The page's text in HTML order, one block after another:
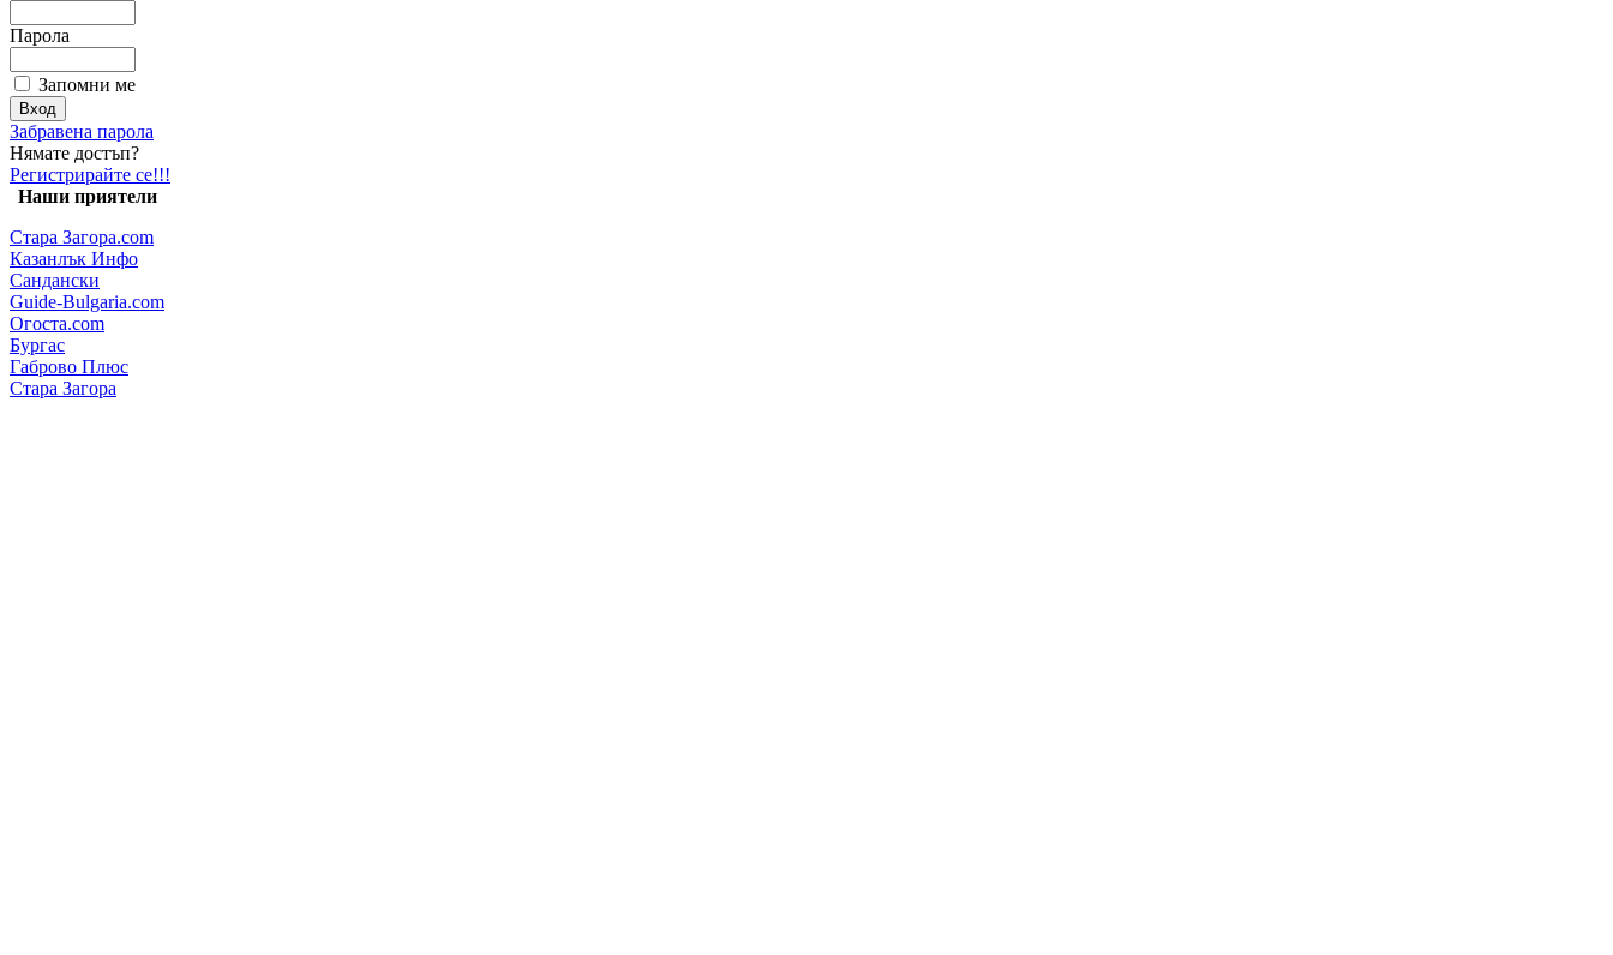
Парола
Запомни ме
Забравена парола
Нямате достъп?
Регистрирайте се!!!
Наши приятели
Стара Загора.com
Казанлък Инфо
Сандански
Guide-Bulgaria.com
Огоста.com
Бургас
Габрово Плюс
Стара Загора